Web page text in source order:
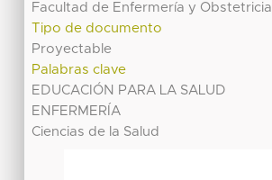
Facultad de Enfermería y Obstetricia
Tipo de documento
Proyectable
Palabras clave
EDUCACIÓN PARA LA SALUD
ENFERMERÍA
Ciencias de la Salud